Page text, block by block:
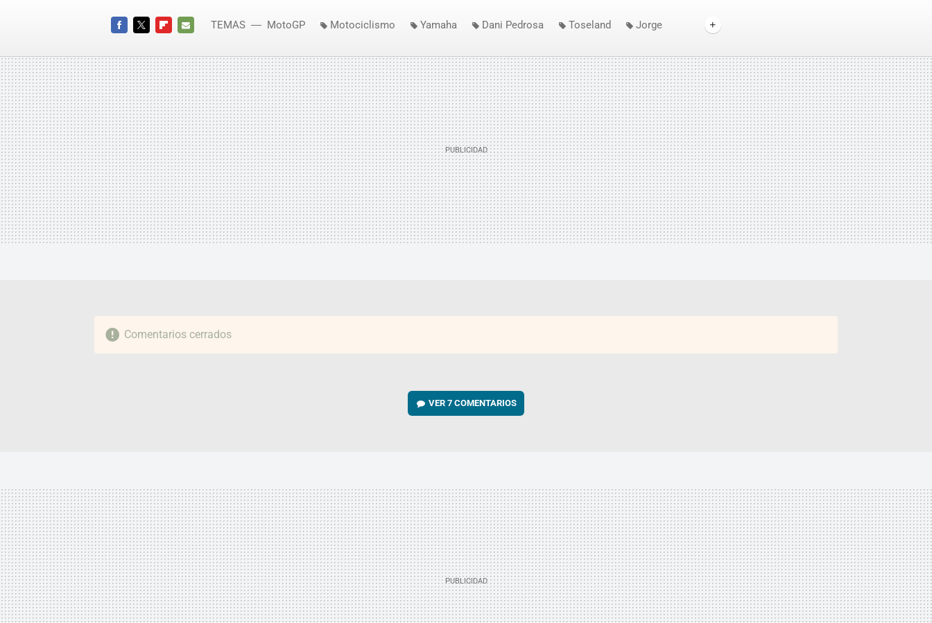
MAIL
TEMAS MotoGP Motociclismo Yamaha Dani Pedrosa Toseland
Jorge
Comentarios cerrados
VER7 COMENTARIOS